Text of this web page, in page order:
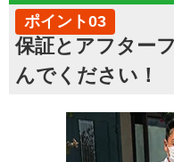
ポイント03
保証とアフター
んでください！